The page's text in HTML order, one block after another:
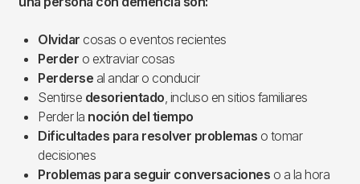
Olvidar cosas o eventos recientes
Perder o extraviar cosas
Perderse al andar o conducir
Sentirse desorientado , incluso en sitios familiares
Perder la noción del tiempo
Dificultades para resolver problemas o tomar
decisiones
Problemas para seguir conversaciones o a la hora